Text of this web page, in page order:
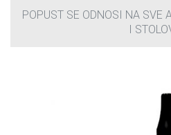
POPUST SE ODNOSI NA SVE
I